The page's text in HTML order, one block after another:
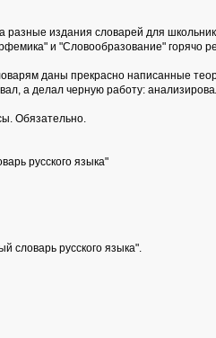
разные издания словарей для
и "Словообразование" горячо
даны прекрасно написанные
а делал черную работу:
Обязательно.
русского языка"
словарь русского языка".